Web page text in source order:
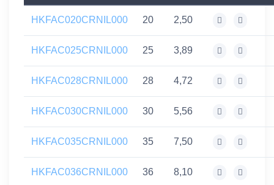
HKFAC020CRNIL000 20 2,50
HKFAC025CRNIL000 25 3,89
HKFAC028CRNIL000 28 4,72
HKFAC030CRNIL000 30 5,56
HKFAC035CRNIL000 35 7,50
HKFAC036CRNIL000 36 8,10